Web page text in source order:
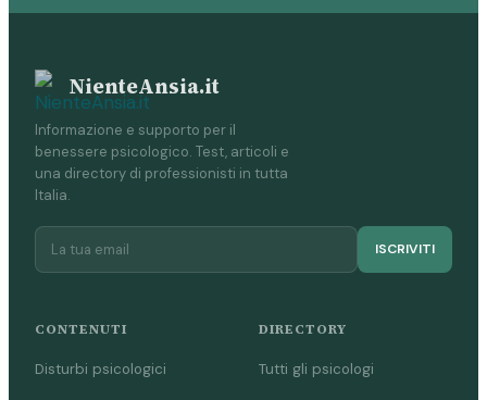
NienteAnsia.it
Informazione e supporto per il
benessere psicologico. Test, articoli e
una directory di professionisti in tutta
Italia.
ISCRIVITI
CONTENUTI
Disturbi psicologici
DIRECTORY
Tutti gli psicologi